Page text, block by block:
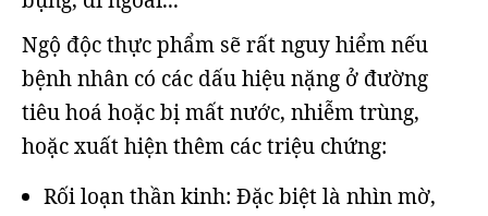
Ngộ độc thực phẩm sẽ rất nguy hiểm nếu
bệnh nhân có các dấu hiệu nặng ở đường
tiêu hoá hoặc bị mất nước, nhiễm trùng,
hoặc xuất hiện thêm các triệu chứng:
Rối loạn thần kinh: Đặc biệt là nhìn mờ,